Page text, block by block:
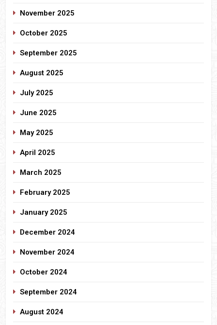
November 2025
October 2025
September 2025
August 2025
July 2025
June 2025
May 2025
April 2025
March 2025
February 2025
January 2025
December 2024
November 2024
October 2024
September 2024
August 2024